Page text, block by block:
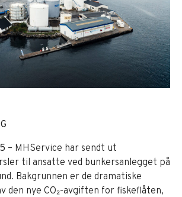
– MHService har sendt ut
til ansatte ved bunkersanlegget på
Bakgrunnen er de dramatiske
den nye CO₂-avgiften for fiskeflåten,